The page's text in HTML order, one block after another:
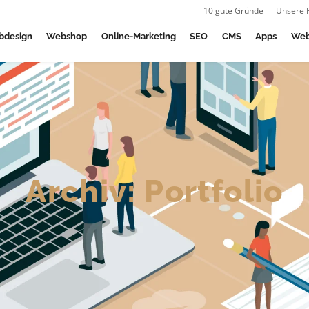
10 gute Gründe Unsere
Webshop Online-Marketing SEO CMS Apps
Archiv: Portfolio